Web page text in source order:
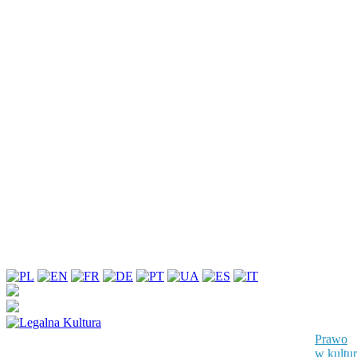
Prawo
w